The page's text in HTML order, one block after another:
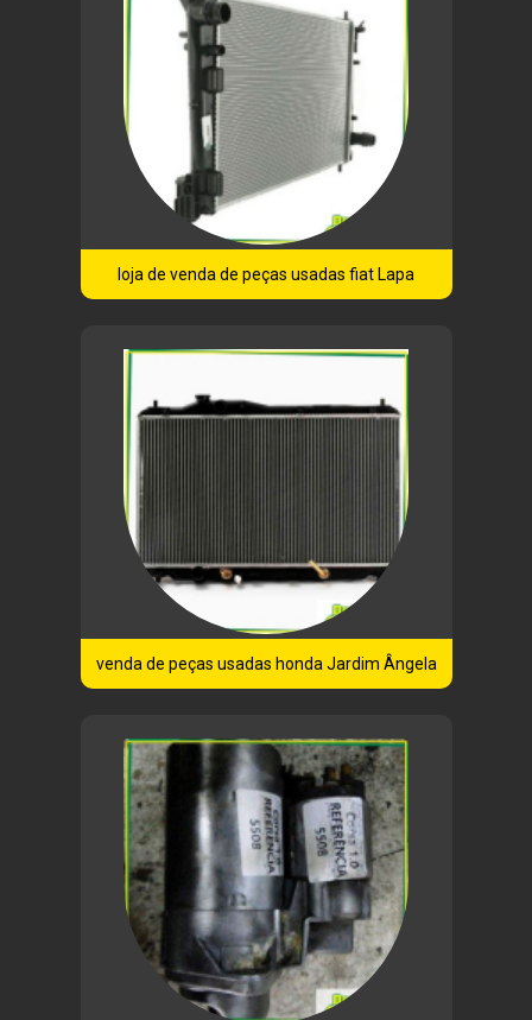
loja de venda de peças usadas fiat Lapa
venda de peças usadas honda Jardim Ângela